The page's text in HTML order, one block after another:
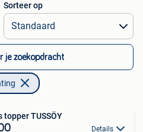
Sorteer op
je zoekopdracht
topper TUSSÖY
Details